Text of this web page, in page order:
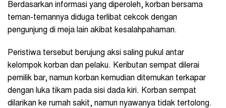
Berdasarkan informasi yang diperoleh, korban bersama
teman-temannya diduga terlibat cekcok dengan
pengunjung di meja lain akibat kesalahpahaman.
Peristiwa tersebut berujung aksi saling pukul antar
kelompok korban dan pelaku. Keributan sempat dilerai
pemilik bar, namun korban kemudian ditemukan terkapar
dengan luka tikam pada sisi dada kiri. Korban sempat
dilarikan ke rumah sakit, namun nyawanya tidak tertolong.